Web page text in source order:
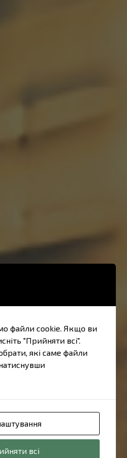
файли cookie. Якщо ви
"Прийняти всі".
які саме файли
всі